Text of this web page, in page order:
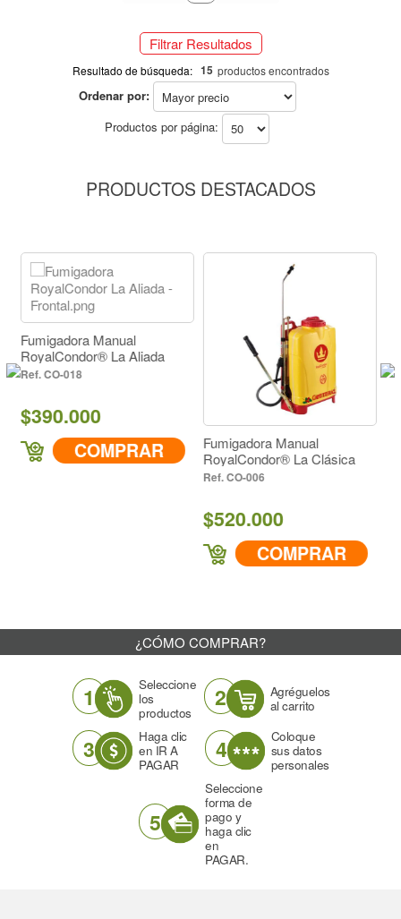
Filtrar Resultados
Resultado de búsqueda: 15 productos encontrados
Ordenar por:
Productos por página:
PRODUCTOS DESTACADOS
La Aliada
Fumigadora Manual
RoyalCondor® La Clásica
COMPRAR
Fumigadora Manual
RoyalCondor® La
CO-033
$310.000
¿CÓMO COMPRAR?
1
Seleccione
los
productos
2
Agréguelos
al carrito
3
Haga clic
en IR A
PAGAR
4
Coloque
sus datos
personales
5
Seleccione
forma de
pago y
haga clic
en
PAGAR.